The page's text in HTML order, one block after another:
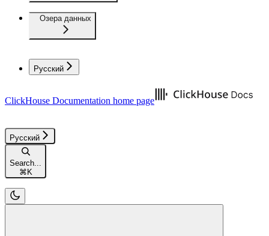
Озера данных
Русский
ClickHouse Documentation home page
Русский
Search...
⌘K